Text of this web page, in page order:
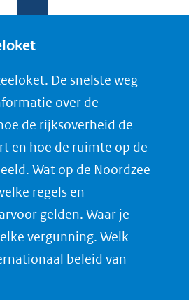
e
o
p
X
(opent
in
nieuw
venster)
(verwijst
naar
n
o
a
d
P
D
F
De snelste weg
over de
de rijksoverheid de
en hoe de ruimte op de
Wat op de Noordzee
regels en
gelden. Waar je
vergunning. Welk
beleid van